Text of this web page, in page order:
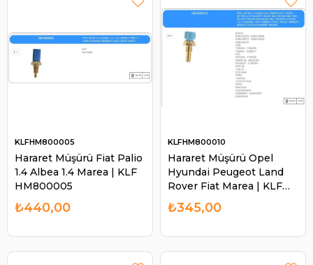
Hararet Müşürü Fiat Palio
1.4 Albea 1.4 Marea | KLF
HM800005
KLFHM800005
₺440,00
Hararet Müşürü Opel
Hyundai Peugeot Land
Rover Fiat Marea | KLF
HM800010
KLFHM800010
₺345,00